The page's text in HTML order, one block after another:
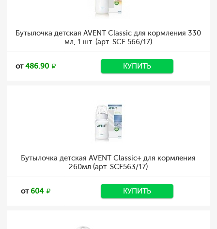
Бутылочка детская AVENT Classic для кормления 330
мл, 1 шт. (арт. SCF 566/17)
от486.90 КУПИТЬ
Бутылочка детская AVENT Classic+ для кормления
260мл (арт. SCF563/17)
от604 КУПИТЬ